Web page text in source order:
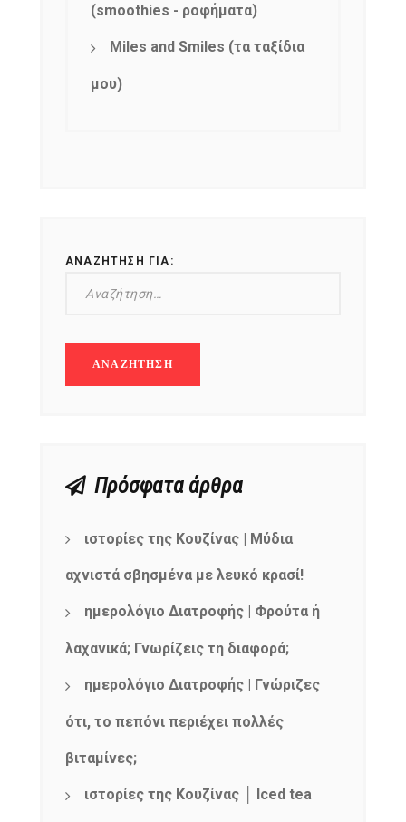
(smoothies - ροφήματα)
Miles and Smiles (τα ταξίδια
μου)
ΑΝΑΖΉΤΗΣΗ ΓΙΑ:
Πρόσφατα άρθρα
ιστορίες της Κουζίνας | Μύδια
αχνιστά σβησμένα με λευκό κρασί!
ημερολόγιο Διατροφής | Φρούτα ή
λαχανικά; Γνωρίζεις τη διαφορά;
ημερολόγιο Διατροφής | Γνώριζες
ότι, το πεπόνι περιέχει πολλές
βιταμίνες;
ιστορίες της Κουζίνας │ Iced tea